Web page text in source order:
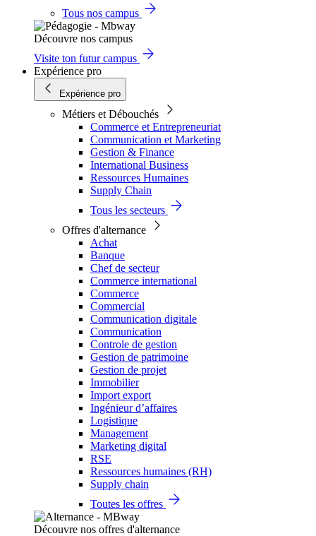
Tous nos campus
Découvre nos campus
Visite ton futur campus
Expérience pro
Expérience pro
Métiers et Débouchés
Commerce et Entrepreneuriat
Communication et Marketing
Gestion & Finance
International Business
Ressources Humaines
Supply Chain
Tous les secteurs
Offres d'alternance
Achat
Banque
Chef de secteur
Commerce international
Commerce
Commercial
Communication digitale
Communication
Controle de gestion
Gestion de patrimoine
Gestion de projet
Immobilier
Import export
Ingénieur d’affaires
Logistique
Management
Marketing digital
RSE
Ressources humaines (RH)
Supply chain
Toutes les offres
Découvre nos offres d'alternance